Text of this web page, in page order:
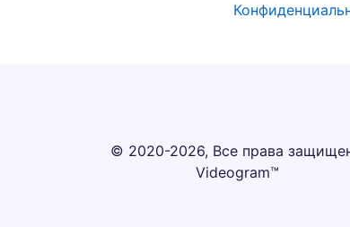
© 2020-2026, Все права
Videogram™